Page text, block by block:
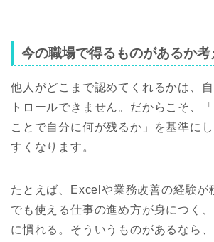
今の職場で得るものがあるか考
他人がどこまで認めてくれるかは、
トロールできません。だからこそ、
ことで自分に何が残るか」を基準に
すくなります。
たとえば、Excelや業務改善の経験が
でも使える仕事の進め方が身につく
に慣れる。そういうものがあるなら